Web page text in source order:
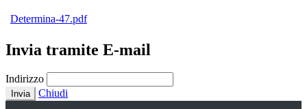
Determina-47.pdf
Invia tramite E-mail
Indirizzo
Invia Chiudi